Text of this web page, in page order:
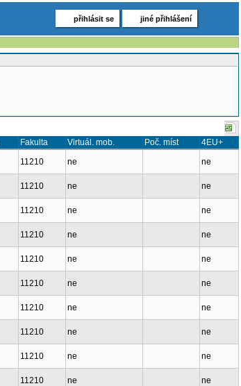
přihlásit se jiné přihlášení
Fakulta Virtuál. mob. Poč. míst
4EU+
11210 ne ne
11210 ne ne
11210 ne ne
11210 ne ne
11210 ne ne
11210 ne ne
11210 ne ne
11210 ne ne
11210 ne ne
11210 ne ne